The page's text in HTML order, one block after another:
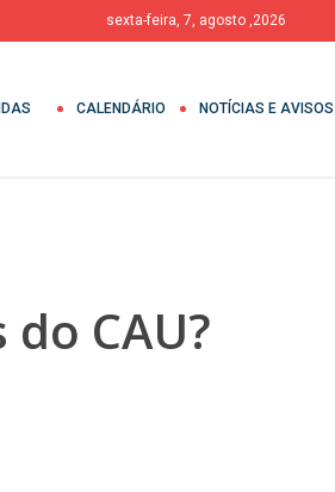
sexta-feira, 7, agosto ,2026
CALENDÁRIO NOTÍCIAS E AVISOS
CAU?